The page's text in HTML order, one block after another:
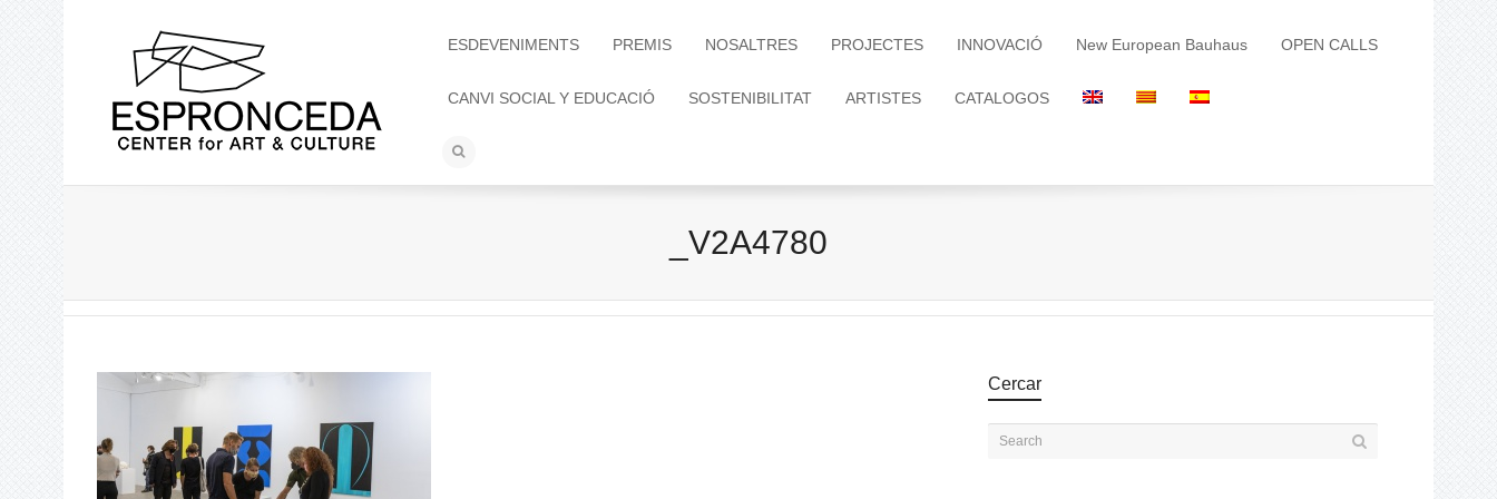
ESDEVENIMENTS PREMIS NOSALTRES PROJECTES INNOVACIÓ New European Bauhaus OPEN CALLS
CANVI SOCIAL Y EDUCACIÓ SOSTENIBILITAT ARTISTES CATALOGOS
_V2A4780
Cercar